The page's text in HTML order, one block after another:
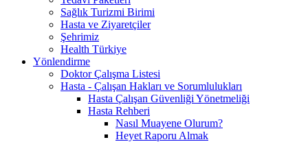
Sağlık Turizmi Birimi
Hasta ve Ziyaretçiler
Şehrimiz
Health Türkiye
Yönlendirme
Doktor Çalışma Listesi
Hasta - Çalışan Hakları ve Sorumlulukları
Hasta Çalışan Güvenliği Yönetmeliği
Hasta Rehberi
Nasıl Muayene Olurum?
Heyet Raporu Almak